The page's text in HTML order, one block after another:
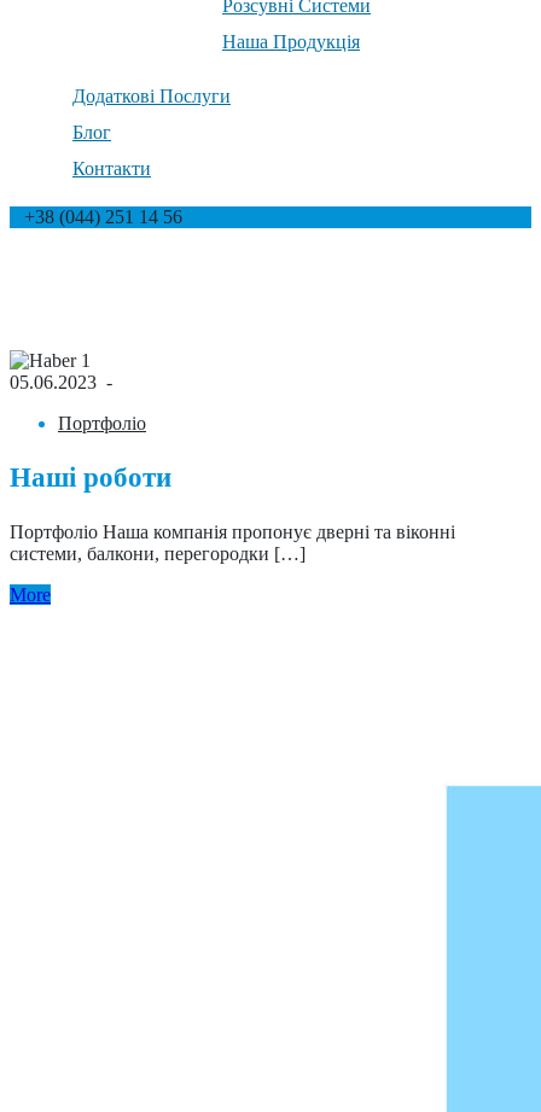
Розсувні Системи
Наша Продукція
Додаткові Послуги
Блог
Контакти
+38 (044) 251 14 56
05.06.2023 -
Портфоліо
Наші роботи
Портфоліо Наша компанія пропонує дверні та віконні
системи, балкони, перегородки […]
More